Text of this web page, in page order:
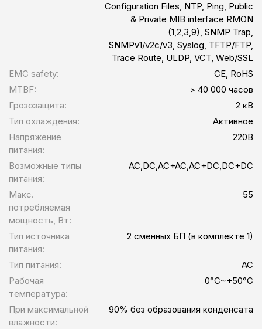
Configuration Files, NTP, Ping, Public
& Private MIB interface RMON
(1,2,3,9), SNMP Trap,
SNMPv1/v2c/v3, Syslog, TFTP/FTP,
Trace Route, ULDP, VCT, Web/SSL
EMC safety:
CE, RoHS
MTBF:
> 40 000 часов
Грозозащита:
2 кВ
Тип охлаждения:
Активное
Напряжение
питания:
220В
Возможные типы
питания:
AC,DC,AC+AC,AC+DC,DC+DC
Макс.
потребляемая
мощность, Вт:
55
Тип источника
питания:
2 сменных БП (в комплекте 1)
Тип питания:
AC
Рабочая
температура:
0°C~+50°C
При максимальной
влажности:
90% без образования конденсата